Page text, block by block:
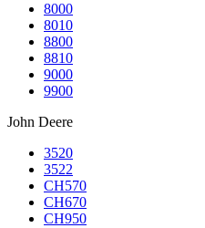
8000
8010
8800
8810
9000
9900
John Deere
3520
3522
CH570
CH670
CH950